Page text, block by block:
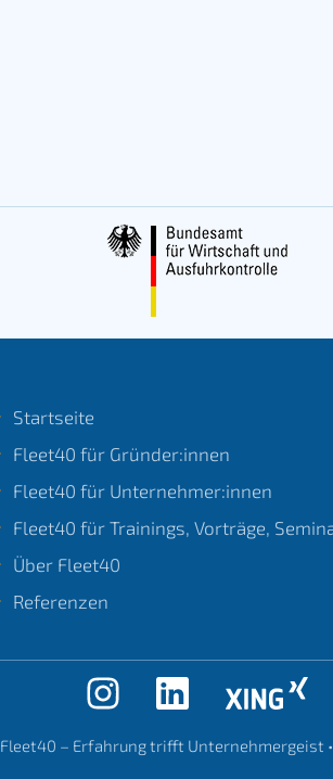
Startseite
Fleet40 für Gründer:innen
Fleet40 für Unternehmer:innen
Fleet40 für Trainings, Vorträge,
Über Fleet40
Referenzen
Fleet40 – Erfahrung trifft Unternehmergeist •